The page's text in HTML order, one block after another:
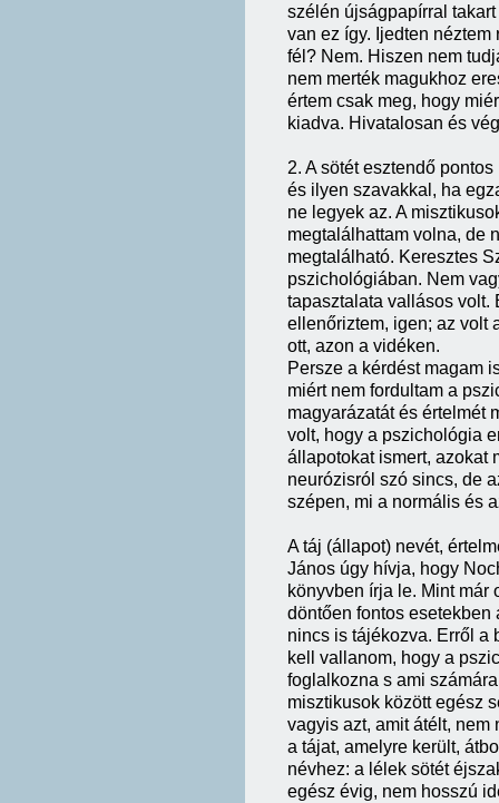
szélén újságpapírral
van ez így. Ijedten
fél? Nem. Hiszen nem
nem merték magukhoz
értem csak meg, hogy
kiadva. Hivatalosan és
2. A sötét esztendő
és ilyen szavakkal, ha
ne legyek az. A
megtalálhattam volna, de
megtalálható. Keresztes
pszichológiában. Nem
tapasztalata vallásos volt.
ellenőriztem, igen; az volt
ott, azon a vidéken.
Persze a kérdést magam
miért nem fordultam a
magyarázatát és értelmét
volt, hogy a pszichológia
állapotokat ismert, azokat
neurózisról szó sincs, de
szépen, mi a normális és
A táj (állapot) nevét,
János úgy hívja, hogy
könyvben írja le. Mint már
döntően fontos
nincs is tájékozva. Erről a
kell vallanom, hogy a
foglalkozna s ami
misztikusok között egész
vagyis azt, amit átélt, nem
a tájat, amelyre került,
névhez: a lélek sötét
egész évig, nem hosszú